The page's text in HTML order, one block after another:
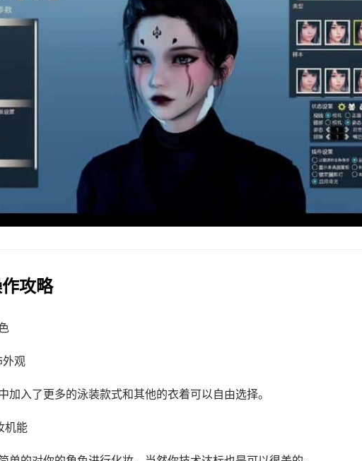
攻略
外观
加入了更多的泳装款式和其他的衣着可以自由选择。
机能